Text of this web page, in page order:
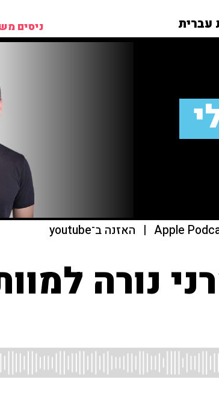
ניסים
| האזנה ב־youtube
נורה